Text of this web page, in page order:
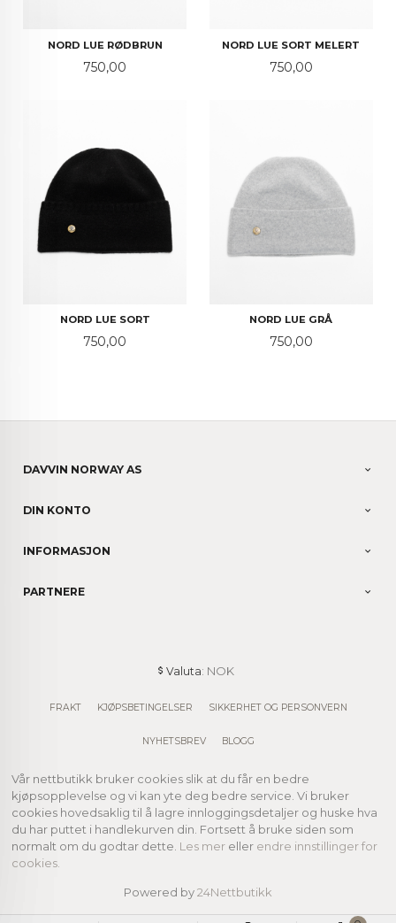
NORD LUE RØDBRUN
Pris
750,00
NORD LUE SORT MELERT
Pris
750,00
NORD LUE SORT
Pris
750,00
NORD LUE GRÅ
Pris
750,00
DAVVIN NORWAY AS
DIN KONTO
INFORMASJON
PARTNERE
Valuta: NOK
FRAKT KJØPSBETINGELSER SIKKERHET OG PERSONVERN
NYHETSBREV BLOGG
Vår nettbutikk bruker cookies slik at du får en bedre
kjøpsopplevelse og vi kan yte deg bedre service. Vi bruker
cookies hovedsaklig til å lagre innloggingsdetaljer og huske hva
du har puttet i handlekurven din. Fortsett å bruke siden som
normalt om du godtar dette. Les mer eller endre innstillinger for
cookies.
Powered by24Nettbutikk